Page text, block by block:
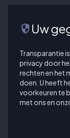
security Uw
Transparantie
privacy door
rechten en het
doen. U heeft
voorkeuren te
met ons en